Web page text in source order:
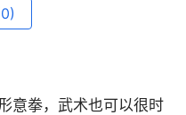
意拳，武术也可以很时